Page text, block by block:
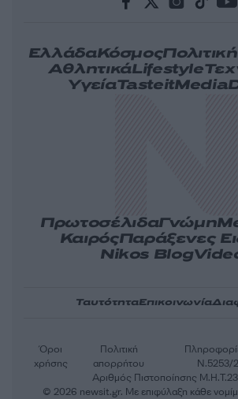
ΕλλάδαΚόσμοςΠολιτική
ΑθλητικάLifestyle
ΥγείαTasteitMedia
ΠρωτοσέλιδαΓνώμη
ΚαιρόςΠαράξενες
Nikos Blog
ΤαυτότηταΕπικοινωνία
Αριθμός Πιστοποίησης
Όροι
χρήσης
Πολιτική
απορρήτου
Ν.5253/
© 2026 newsit.gr. Με επιφύλαξη κάθε